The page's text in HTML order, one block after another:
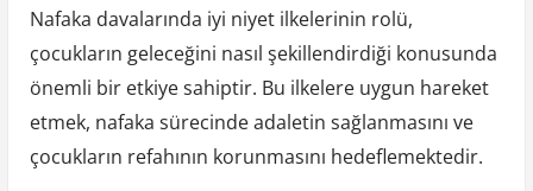
Nafaka davalarında iyi niyet ilkelerinin rolü,
çocukların geleceğini nasıl şekillendirdiği konusunda
önemli bir etkiye sahiptir. Bu ilkelere uygun hareket
etmek, nafaka sürecinde adaletin sağlanmasını ve
çocukların refahının korunmasını hedeflemektedir.